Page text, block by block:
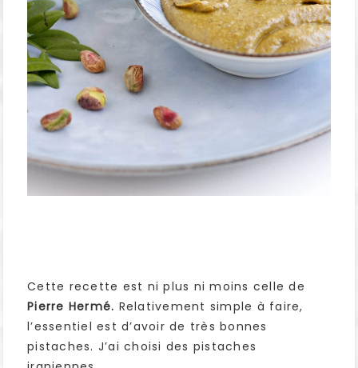
Cette recette est ni plus ni moins celle de
Pierre Hermé. Relativement simple à faire,
l’essentiel est d’avoir de très bonnes
pistaches. J’ai choisi des pistaches